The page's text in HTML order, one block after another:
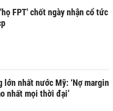
FPT' chốt ngày nhận cổ tức
lớn nhất nước Mỹ: ‘Nợ margin
nhất mọi thời đại’